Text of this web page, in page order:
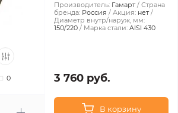
0
Производитель: Гамарт
Страна
бренда: Россия Акция: нет
Диаметр внутр/наруж, мм:
150/220
Марка стали: AISI 430
3 760 руб.
В корзину